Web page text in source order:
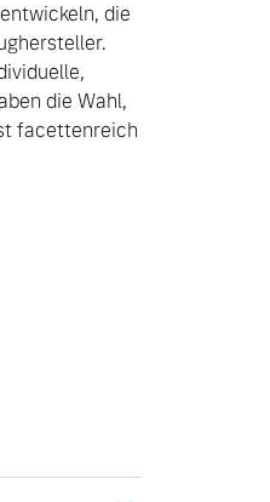
die
die Wahl,
facettenreich